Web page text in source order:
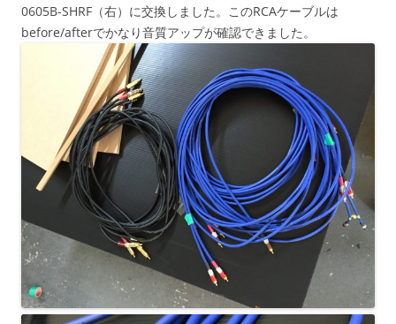
0605B-SHRF（右）に交換しました。このRCAケーブルは
before/afterでかなり音質アップが確認できました。